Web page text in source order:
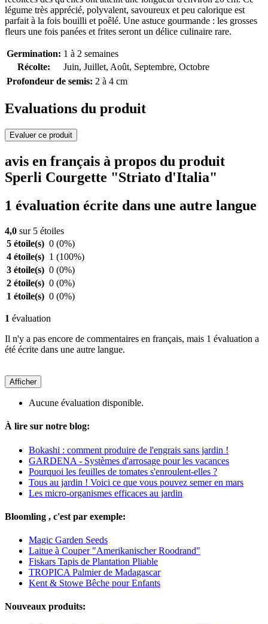
légume très apprécié, polyvalent, savoureux et peu calorique est
parfait à la fois bouilli et poêlé. Une astuce gourmande : les grosses
fleurs une fois panées et frites seront un délice culinaire rare.
Germination: 1 à 2 semaines
Récolte:
Juin, Juillet, Août, Septembre, Octobre
Profondeur de semis: 2 à 4 cm
Evaluations du produit
Evaluer ce produit
avis en français à propos du produit
Sperli Courgette "Striato d'Italia"
1 évaluation écrite dans une autre langue
4,0 sur 5 étoiles
5 étoile(s) 0 (0%)
4 étoile(s) 1 (100%)
3 étoile(s) 0 (0%)
2 étoile(s) 0 (0%)
1 étoile(s) 0 (0%)
1 évaluation
Il n'y a pas encore de commentaires en français, mais 1 évaluation a
été écrite dans une autre langue.
Afficher
Aucune évaluation disponible.
À lire sur notre blog:
Bokashi : comment produire de l'engrais sans jardin !
GARDENA - Systèmes d'arrosage pour les vacances
Pourquoi les feuilles de tomates s'enroulent-elles ?
Tous au jardin ! Voici ce que vous pouvez semer en mars
Les micro-organismes efficaces au jardin
Bloomling , c'est par exemple:
Magic Garden Seeds
Laitue à Couper "Amerikanischer Roodrand"
Fiskars Tapis de Plantation Pliable
TROPICA Palmier de Madagascar
Kent & Stowe Bêche pour Enfants
Nouveaux produits: